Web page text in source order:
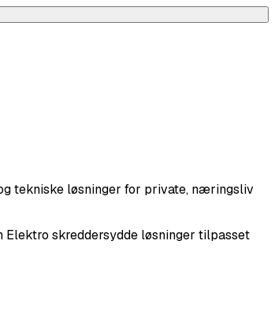
tekniske løsninger for private, næringsliv
skreddersydde løsninger tilpasset